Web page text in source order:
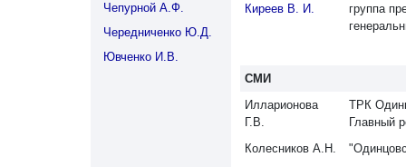
Чепурной А.Ф.
Чередниченко Ю.Д.
Ювченко И.В.
Киреев В. И.
группа
СМИ
Илларионова
Г.В.
ТРК
Главный
Колесников А.Н.